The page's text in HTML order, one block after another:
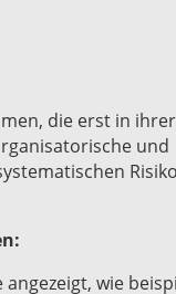
die erst in
und
wie